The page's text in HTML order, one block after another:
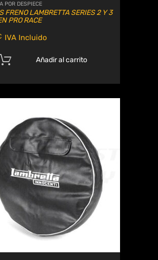
POR DESPIECE
FRENO LAMBRETTA SERIES 2 Y 3
PRO RACE
IVA Incluido
Añadir al carrito